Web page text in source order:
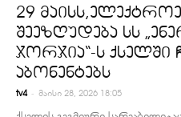
29
შეეზღუდება სს
ჯორჯია“-ს
აბონენტებს
tv4 - მაისი 28, 2026 18:05